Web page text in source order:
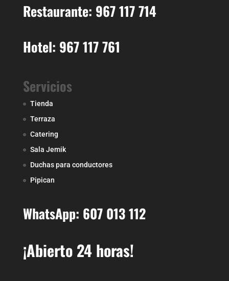
Restaurante: 967 117 714
Hotel: 967 117 761
Servicios
Tienda
Terraza
Catering
Sala Jemik
Duchas para conductores
Pipican
WhatsApp: 607 013 112
¡Abierto 24 horas!